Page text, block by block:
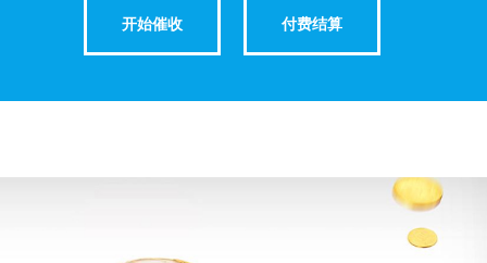
开始催收 付费结算